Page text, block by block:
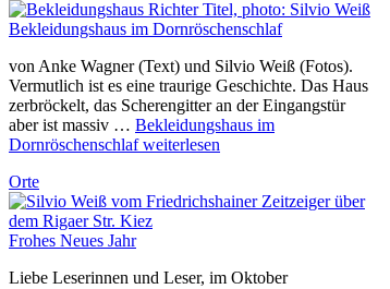
Bekleidungshaus im Dornröschenschlaf
von Anke Wagner (Text) und Silvio Weiß (Fotos).
Vermutlich ist es eine traurige Geschichte. Das Haus
zerbröckelt, das Scherengitter an der Eingangstür
aber ist massiv … Bekleidungshaus im
Dornröschenschlafweiterlesen
Orte
Frohes Neues Jahr
Liebe Leserinnen und Leser, im Oktober